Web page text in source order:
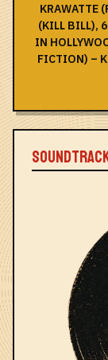
KRAWATTE
(KILL BILL),
IN
FICTION) –